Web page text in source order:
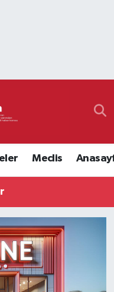
Meclis
Fikstür